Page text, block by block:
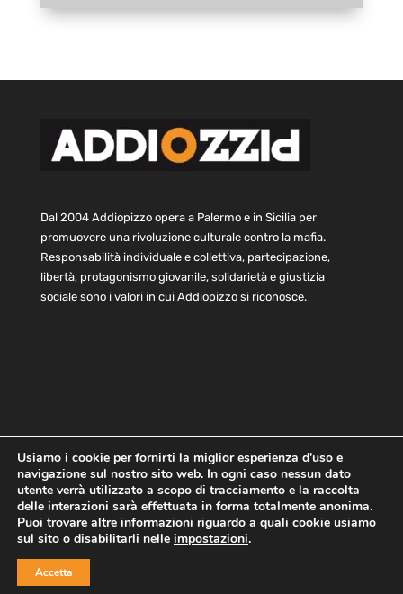
Dal 2004 Addiopizzo opera a Palermo e in Sicilia per
promuovere una rivoluzione culturale contro la mafia.
Responsabilità individuale e collettiva, partecipazione,
libertà, protagonismo giovanile, solidarietà e giustizia
sociale sono i valori in cui Addiopizzo si riconosce.
Home Statuto e bilancio
Contatti
Privacy
Cookie Child Protection Policy
Copyright © 2021 AddioPizzo | Tutti i diritti riservati | Sede
Usiamo i cookie per fornirti la miglior esperienza d'uso e
navigazione sul nostro sito web. In ogni caso nessun dato
utente verrà utilizzato a scopo di tracciamento e la raccolta
delle interazioni sarà effettuata in forma totalmente anonima.
Puoi trovare altre informazioni riguardo a quali cookie usiamo
sul sito o disabilitarli nelle impostazioni.
Accetta